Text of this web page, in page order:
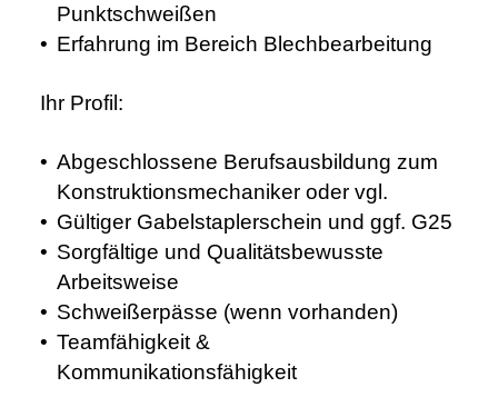
Punktschweißen
Erfahrung im Bereich Blechbearbeitung
Ihr Profil:
Abgeschlossene Berufsausbildung zum
Konstruktionsmechaniker oder vgl.
Gültiger Gabelstaplerschein und ggf. G25
Sorgfältige und Qualitätsbewusste
Arbeitsweise
Schweißerpässe (wenn vorhanden)
Teamfähigkeit &
Kommunikationsfähigkeit